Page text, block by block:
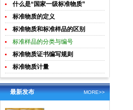
什么是“国家一级标准物质”
标准物质的定义
标准物质和标准样品的区别
标准样品的分类与编号
标准物质证书编写规则
标准物质计量
MORE>>
最新发布